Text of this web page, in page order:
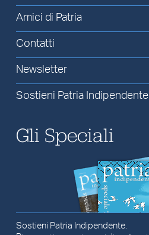
Amici di Patria
Contatti
Newsletter
Sostieni Patria Indipendente
Gli Speciali
Sostieni Patria Indipendente.